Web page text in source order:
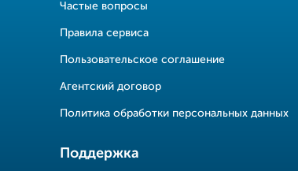
Частые вопросы
Правила сервиса
Пользовательское соглашение
Агентский договор
Политика обработки персональных данных
Поддержка